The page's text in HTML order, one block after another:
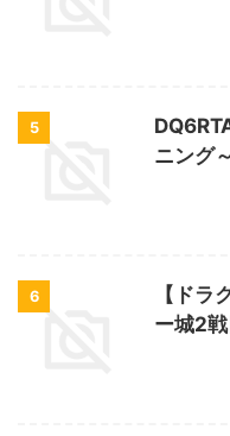
5
ニング
6
【ドラ
ー城2